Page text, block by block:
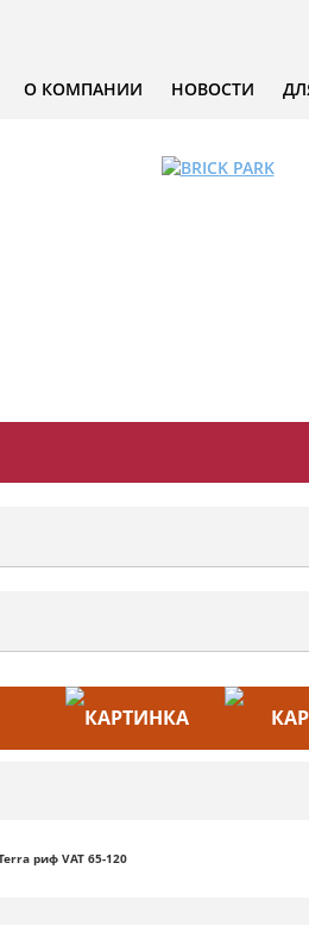
О КОМПАНИИ НОВОСТИ
риф VAT 65-120